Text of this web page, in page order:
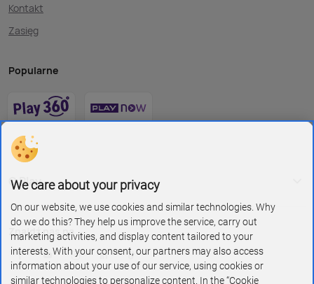
Kontakt
Zasięg
Popularne
O Play
Znajdź nas na
We care about your privacy
On our website, we use cookies and similar technologies. Why
do we do this? They help us improve the service, carry out
marketing activities, and display content tailored to your
interests. With your consent, our partners may also access
information about your use of our service, using cookies or
similar technologies to personalize content. In the “Cookie